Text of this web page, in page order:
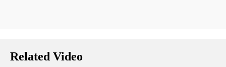
Related Video